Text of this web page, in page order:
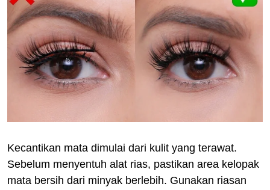
Kecantikan mata dimulai dari kulit yang terawat.
Sebelum menyentuh alat rias, pastikan area kelopak
mata bersih dari minyak berlebih. Gunakan riasan